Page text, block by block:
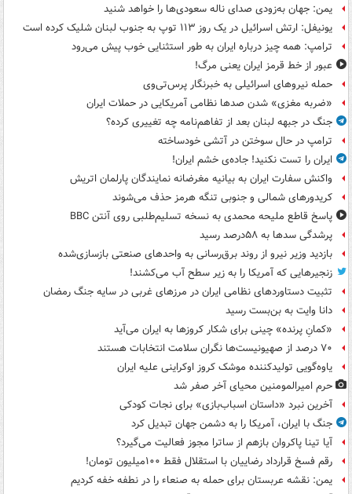
یمن: جهان به‌زودی صدای ناله سعودی‌ها را خواهد شنید
یونیفل: ارتش اسرائیل در یک روز ۱۱۳ توپ به جنوب لبنان شلیک کرده است
ترامپ: همه چیز درباره ایران به طور استثنایی خوب پیش می‌رود
عبور از خط قرمز ایران یعنی مرگ!
حمله نیروهای اسرائیلی به خبرنگار پرس‌تی‌وی
«ضربه مغزی» شدن صدها نظامی آمریکایی در حملات ایران
جنگ در جبهه لبنان بعد از تفاهم‌نامه چه تغییری کرده؟
ترامپ در حال سوختن در آتشی خودساخته
ایران را تست نکنید! جاده‌ی خشم ایران!
واکنش سفارت ایران به بیانیه مغرضانه نمایندگان پارلمان اتریش
کریدورهای شمالی و جنوبی تنگه هرمز حذف می‌شوند
پاسخ قاطع ملیحه محمدی به نسخه تسلیم‌طلبی روی آنتن BBC
پرشدگی سدها به ۵۸درصد رسید
بازدید وزیر نیرو از روند برق‌رسانی به واحدهای صنعتی بازسازی‌شده
زنجیرهایی که آمریکا را به زیر سطح آب می‌کشند!
تثبیت دستاوردهای نظامی ایران در مرزهای غربی در سایه جنگ رمضان
دانا وایت به بن‌بست رسید
«کمانِ پرنده» چینی برای شکار کروزها به ایران می‌آید
۷۰ درصد از صهیونیست‌ها نگران سلامت انتخابات هستند
یاوه‌گویی تولیدکننده موشک کروز اوکراینی علیه ایران
حرم امیرالمومنین محیای آخر صفر شد
آخرین نبرد «داستان اسباب‌بازی» برای نجات کودکی
جنگ با ایران، آمریکا را به دشمن جهان تبدیل کرد
آیا تینا پاکروان بازهم از ساترا مجوز فعالیت می‌گیرد؟
رقم فسخ قرارداد رضاییان با استقلال فقط ۱۰۰میلیون تومان!
یمن: نقشه عربستان برای حمله به صنعاء را در نطفه خفه کردیم